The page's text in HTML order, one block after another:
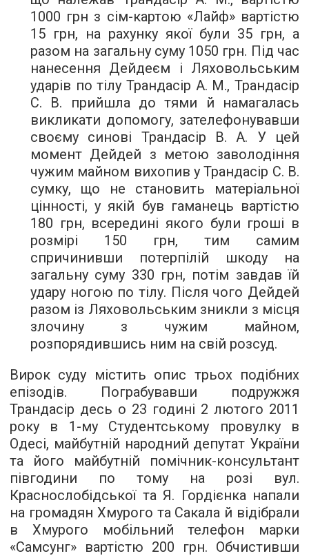
1000 грн з сім-картою «Лайф» вартістю
15 грн, на рахунку якої були 35 грн, а
разом на загальну суму 1050 грн. Під час
нанесення Дейдеєм і Ляховольським
ударів по тілу Трандасір А. М., Трандасір
С. В. прийшла до тями й намагалась
викликати допомогу, зателефонувавши
своєму синові Трандасір В. А. У цей
момент Дейдей з метою заволодіння
чужим майном вихопив у Трандасір С. В.
сумку, що не становить матеріальної
цінності, у якій був гаманець вартістю
180 грн, всередині якого були гроші в
розмірі 150 грн, тим самим
спричинивши потерпілій шкоду на
загальну суму 330 грн, потім завдав їй
удару ногою по тілу. Після чого Дейдей
разом із Ляховольським зникли з місця
злочину з чужим майном,
розпорядившись ним на свій розсуд.
Вирок суду містить опис трьох подібних
епізодів. Пограбувавши подружжя
Трандасір десь о 23 годині 2 лютого 2011
року в 1-му Студентському провулку в
Одесі, майбутній народний депутат України
та його майбутній помічник-консультант
півгодини по тому на розі вул.
Краснослобідської та Я. Гордієнка напали
на громадян Хмурого та Сакала й відібрали
в Хмурого мобільний телефон марки
«Самсунг» вартістю 200 грн. Обчистивши